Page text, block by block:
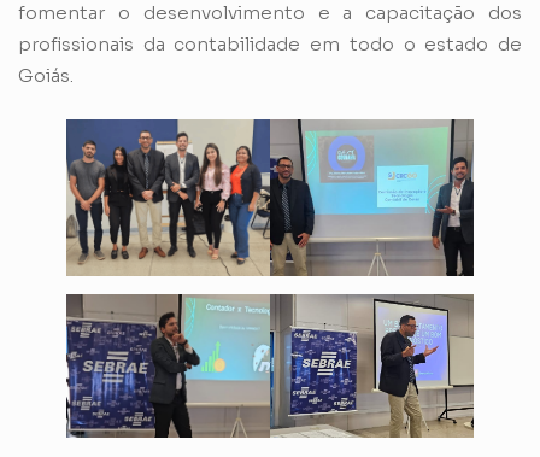
fomentar o desenvolvimento e a capacitação dos
profissionais da contabilidade em todo o estado de
Goiás.